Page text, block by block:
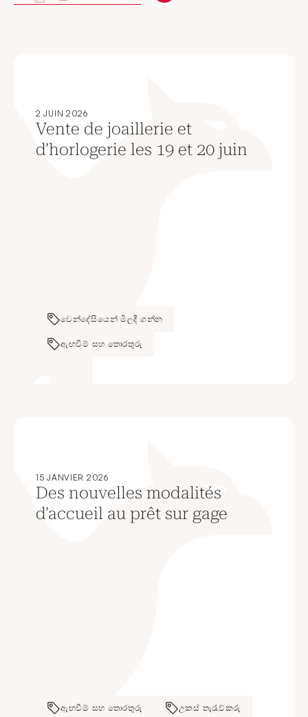
2 JUIN 2026
Vente de joaillerie et
d’horlogerie les 19 et 20 juin
වෙන්දේසියෙන් මිලදී ගන්න
ඇඟවීම් සහ තොරතුරු
15 JANVIER 2026
Des nouvelles modalités
d’accueil au prêt sur gage
ඇඟවීම් සහ තොරතුරු උකස් තැරැව්කරු